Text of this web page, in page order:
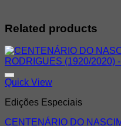
Related products
Quick View
Edições Especiais
CENTENÁRIO DO